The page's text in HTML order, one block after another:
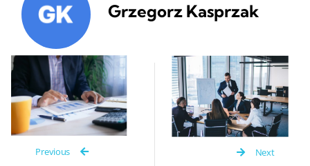
Grzegorz Kasprzak
Previous Next